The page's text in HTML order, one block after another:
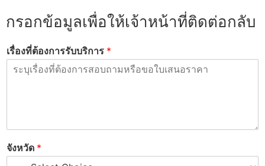
กรอกข้อมูลเพื่อให้เจ้าหน้าที่ติดต่อกลับ
เรื่องที่ต้องการรับบริการ *
จังหวัด *